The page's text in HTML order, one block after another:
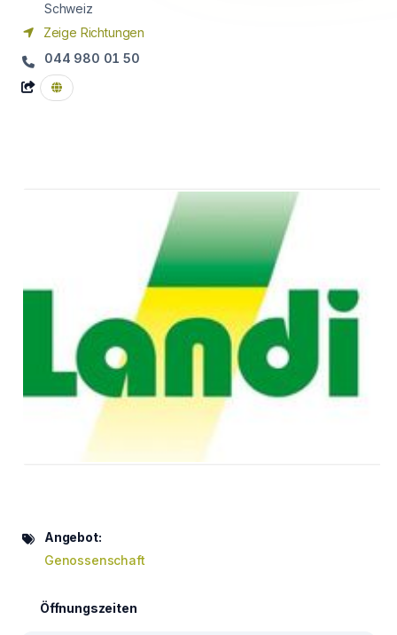
Schweiz
Zeige Richtungen
044 980 01 50
Angebot:
Genossenschaft
Öffnungszeiten